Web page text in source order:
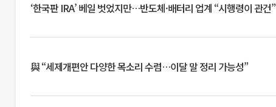
‘한국판 IRA’ 베일 벗었지만…반도체·배터리 업계 “시행령이 관건”
與 “세제개편안 다양한 목소리 수렴…이달 말 정리 가능성”